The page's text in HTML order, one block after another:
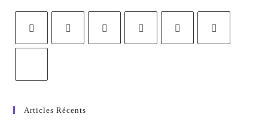
Articles Récents